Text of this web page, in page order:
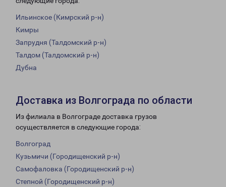
Ильинское (Кимрский р-н)
Кимры
Запрудня (Талдомский р-н)
Талдом (Талдомский р-н)
Дубна
Доставка из Волгограда по области
Из филиала в Волгограде доставка грузов
осуществляется в следующие города:
Волгоград
Кузьмичи (Городищенский р-н)
Самофаловка (Городищенский р-н)
Степной (Городищенский р-н)